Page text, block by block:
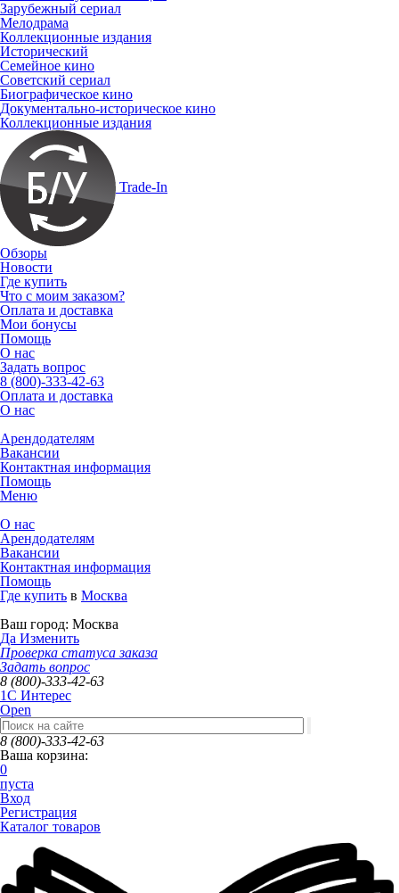
Зарубежный сериал
Мелодрама
Коллекционные издания
Исторический
Семейное кино
Советский сериал
Биографическое кино
Документально-историческое кино
Коллекционные издания
Trade-In
Обзоры
Новости
Где купить
Что с моим заказом?
Оплата и доставка
Мои бонусы
Помощь
О нас
Задать вопрос
8 (800)-333-42-63
Оплата и доставка
О нас
Арендодателям
Вакансии
Контактная информация
Помощь
Меню
О нас
Арендодателям
Вакансии
Контактная информация
Помощь
Где купить в Москва
Ваш город: Москва
Да Изменить
Проверка статуса заказа
Задать вопрос
8 (800)-333-42-63
1C Интерес
Open
8 (800)-333-42-63
Ваша корзина:
0
пуста
Вход
Регистрация
Каталог товаров